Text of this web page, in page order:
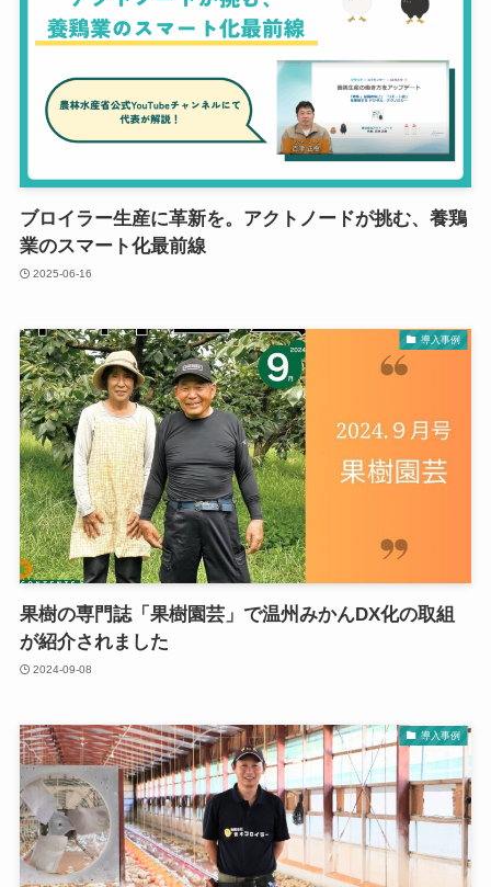
ブロイラー生産に革新を。アクトノードが挑む、養鶏
業のスマート化最前線
2025-06-16
導入事例
果樹の専門誌「果樹園芸」で温州みかんDX化の取組
が紹介されました
2024-09-08
導入事例